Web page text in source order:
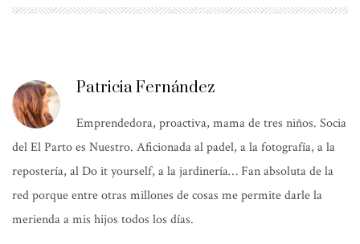
Patricia Fernández
Emprendedora, proactiva, mama de tres niños. Socia
del El Parto es Nuestro. Aficionada al padel, a la fotografía, a la
repostería, al Do it yourself, a la jardinería… Fan absoluta de la
red porque entre otras millones de cosas me permite darle la
merienda a mis hijos todos los días.